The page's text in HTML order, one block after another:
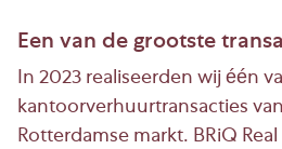
Een van de grootste
In 2023 realiseerden wij één
kantoorverhuurtransacties
Rotterdamse markt. BRiQ